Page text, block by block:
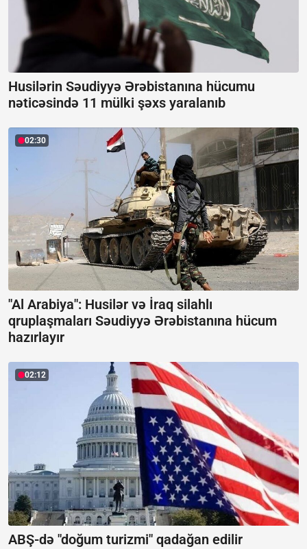
Husilərin Səudiyyə Ərəbistanına hücumu
nəticəsində 11 mülki şəxs yaralanıb
02:30
"Al Arabiya": Husilər və İraq silahlı
qruplaşmaları Səudiyyə Ərəbistanına hücum
hazırlayır
02:12
ABŞ-də "doğum turizmi" qadağan edilir